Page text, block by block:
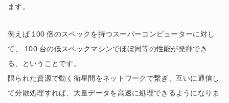
ます。
例えば 100 倍のスペックを持つスーパーコンピューターに対し
て、 100 台の低スペックマシンでほぼ同等の性能が発揮でき
る、ということです。
限られた資源で動く衛星間をネットワークで繋ぎ、互いに通信し
て分散処理すれば、大量データを高速に処理できるようになりま